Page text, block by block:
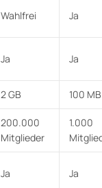
Wahlfrei Ja
Ja Ja
2 GB 100 MB
200.000
Mitglieder
1.000
Ja Ja